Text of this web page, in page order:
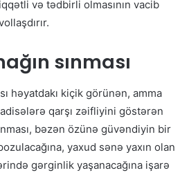
və tədbirli olmasının vacib
sınması
həyatdakı kiçik görünən, amma
qarşı zəifliyini göstərən
bəzən özünə güvəndiyin bir
yaxud sənə yaxın olan
gərginlik yaşanacağına işarə